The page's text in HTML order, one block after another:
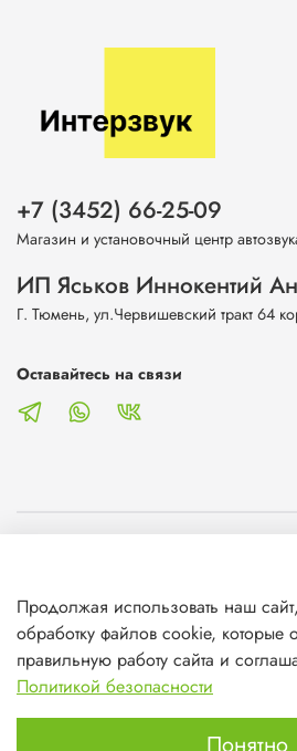
Клиентам
Информация
+7 (3452) 66-25-09
Магазин и установочный центр
ИП Яськов Иннокентий
Г. Тюмень, ул.Червишевский тракт 64
Оставайтесь на связи
Продолжая использовать наш
обработку файлов cookie, которые
правильную работу сайта и
Политикой безопасности